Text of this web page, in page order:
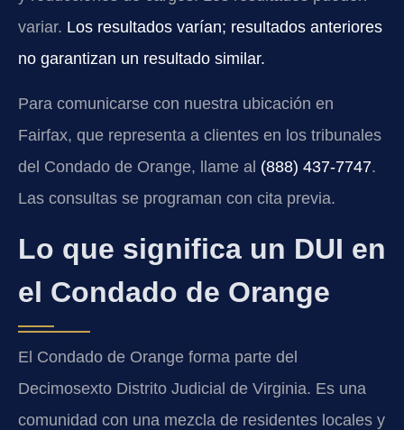
variar. Los resultados varían; resultados anteriores
no garantizan un resultado similar.
Para comunicarse con nuestra ubicación en
Fairfax, que representa a clientes en los tribunales
del Condado de Orange, llame al (888) 437-7747.
Las consultas se programan con cita previa.
Lo que significa un DUI en
el Condado de Orange
El Condado de Orange forma parte del
Decimosexto Distrito Judicial de Virginia. Es una
comunidad con una mezcla de residentes locales y